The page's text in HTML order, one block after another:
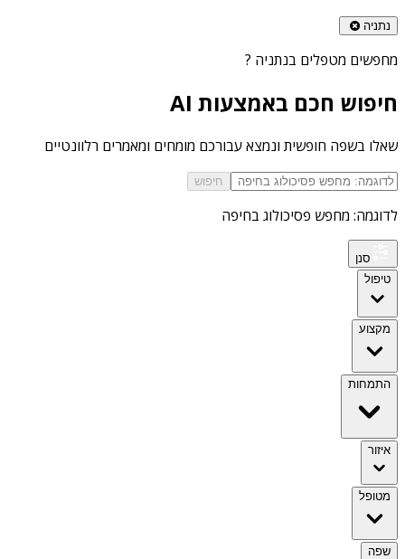
נתניה
מחפשים מטפלים בנתניה ?
חיפוש חכם באמצעות AI
שאלו בשפה חופשית ונמצא עבורכם מומחים ומאמרים רלוונטיים
חיפוש
לדוגמה: מחפש פסיכולוג בחיפה
סנן
טיפול
מקצוע
התמחות
איזור
מטופל
שפה